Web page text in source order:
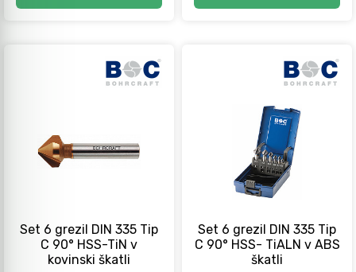
Set 6 grezil DIN 335 Tip
C 90° HSS-TiN v
kovinski škatli
Set 6 grezil DIN 335 Tip
C 90° HSS- TiALN v ABS
škatli
Razno
Dom in vrt